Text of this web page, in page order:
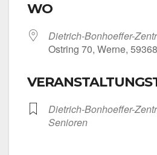
WO
Dietrich-Bonhoeffer-
Ost­ring 70, Wer­ne, 59368
Dietrich-Bonhoeffer-
Senio­ren